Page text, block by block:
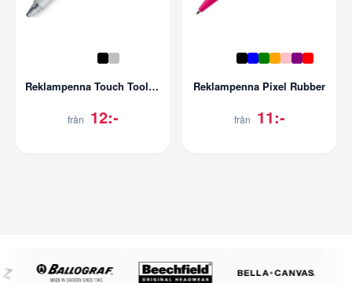
Reklampenna Touch Toolpen
från 12:-
Reklampenna Pixel Rubber
från 11:-